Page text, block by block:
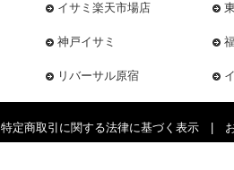
イサミ楽天市場店
神戸イサミ
リバーサル原宿
特定商取引に関する法律に基づく表示